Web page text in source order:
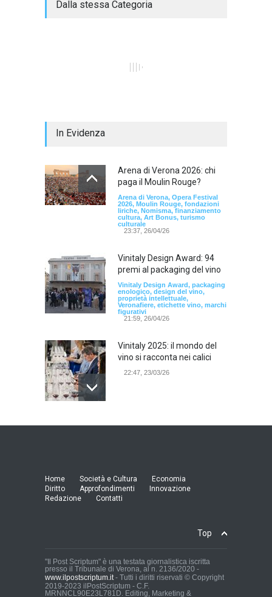
Dalla stessa Categoria
In Evidenza
Arena di Verona 2026: chi
paga il Moulin Rouge?
Arena di Verona, Opera Festival
2026, Moulin Rouge, fondazioni
liriche, Nomisma, finanziamento
cultura, Art Bonus, turismo
culturale
23:37, 26/04/26
Vinitaly Design Award: 94
premi al packaging del vino
Vinitaly Design Award, packaging
enologico, design del vino,
proprietà intellettuale,
Veronafiere, etichette vino, marchi
figurativi
21:59, 26/04/26
Vinitaly 2025: il mondo del
vino si racconta nei calici
22:47, 23/03/26
Model Expo Italy 2025 a
21:25, 04/03/26
Verona Domani, aumenta il
In Memoria di Albino Perolo:
L'Uomo che ha reso
Home Società e Cultura
Economia
Diritto
Approfondimenti
Innovazione
Redazione
Contatti
Top
"Il Post Scriptum" è una testata giornalistica iscritta
presso il Tribunale di Verona, al n. 2136/2020 -
www.ilpostscriptum.it - Tutti i diritti riservati © Copyright
2019-2023 ilPostScriptum - C.F.
MRNNCL90E23L781D. Editing, Marketing &